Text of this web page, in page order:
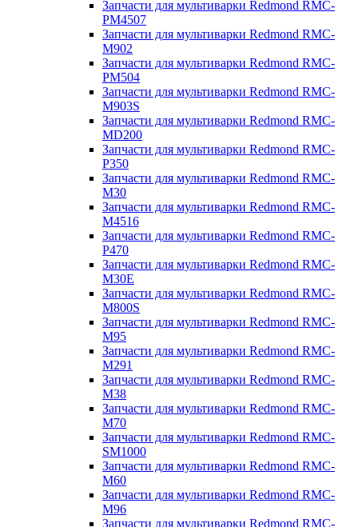
Запчасти для мультиварки Redmond RMC-
PM4507
Запчасти для мультиварки Redmond RMC-
M902
Запчасти для мультиварки Redmond RMC-
PM504
Запчасти для мультиварки Redmond RMC-
M903S
Запчасти для мультиварки Redmond RMC-
MD200
Запчасти для мультиварки Redmond RMC-
P350
Запчасти для мультиварки Redmond RMC-
M30
Запчасти для мультиварки Redmond RMC-
M4516
Запчасти для мультиварки Redmond RMC-
P470
Запчасти для мультиварки Redmond RMC-
M30E
Запчасти для мультиварки Redmond RMC-
M800S
Запчасти для мультиварки Redmond RMC-
M95
Запчасти для мультиварки Redmond RMC-
M291
Запчасти для мультиварки Redmond RMC-
M38
Запчасти для мультиварки Redmond RMC-
M70
Запчасти для мультиварки Redmond RMC-
SM1000
Запчасти для мультиварки Redmond RMC-
M60
Запчасти для мультиварки Redmond RMC-
M96
Запчасти для мультиварки Redmond RMC-